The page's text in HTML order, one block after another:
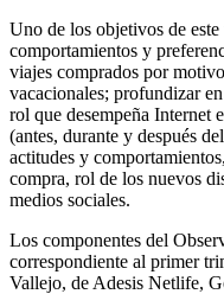
Uno de los objetivos de
comportamientos y
viajes comprados por
vacacionales; profundizar
rol que desempeña Internet
(antes, durante y después
actitudes y
compra, rol de los nuevos
medios sociales.
Los componentes del
correspondiente al primer
Vallejo, de Adesis Netlife,